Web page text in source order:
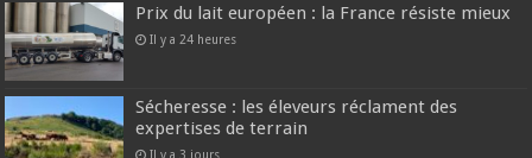
Prix du lait européen : la France résiste mieux
Il y a 24 heures
Sécheresse : les éleveurs réclament des
expertises de terrain
Il y a 3 jours